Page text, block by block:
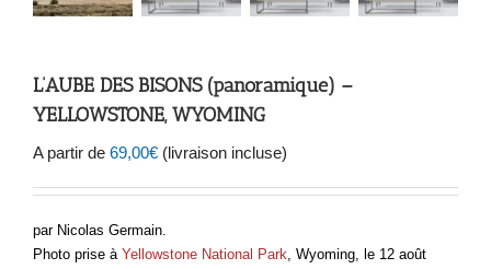
L’AUBE DES BISONS (panoramique) –
YELLOWSTONE, WYOMING
A partir de 69,00€ (livraison incluse)
par Nicolas Germain.
Photo prise à Yellowstone National Park, Wyoming, le 12 août